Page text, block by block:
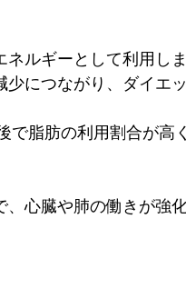
ルギーとして利用しま
につながり、ダイエ
で脂肪の利用割合が高
心臓や肺の働きが強化